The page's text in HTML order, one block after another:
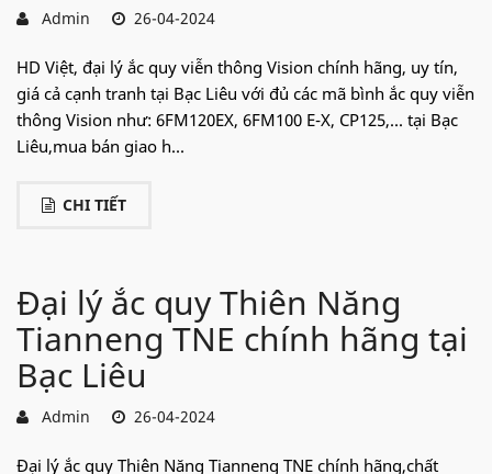
Admin 26-04-2024
HD Việt, đại lý ắc quy viễn thông Vision chính hãng, uy tín,
giá cả cạnh tranh tại Bạc Liêu với đủ các mã bình ắc quy viễn
thông Vision như: 6FM120EX, 6FM100 E-X, CP125,... tại Bạc
Liêu,mua bán giao h...
CHI TIẾT
Đại lý ắc quy Thiên Năng
Tianneng TNE chính hãng tại
Bạc Liêu
Admin 26-04-2024
Đại lý ắc quy Thiên Năng Tianneng TNE chính hãng,chất